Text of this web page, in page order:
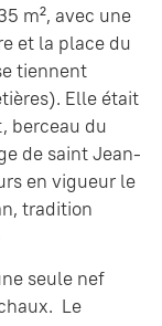
m², avec une
et la place du
tiennent
Elle était
berceau du
de saint Jean-
en vigueur le
tradition
seule nef
Le